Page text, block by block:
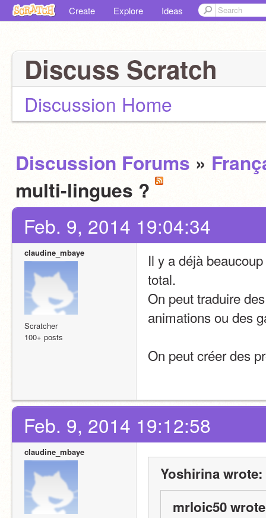
Create Explore Ideas
Discuss Scratch
Discussion Home
Discussion Forums »
multi-lingues ?
Feb. 9, 2014 19:04:34
claudine_mbaye
Scratcher
100+ posts
Il y a déjà
total.
On peut traduire
animations ou des
On peut créer des
Feb. 9, 2014 19:12:58
claudine_mbaye
Yoshirina wrote:
mrloic50